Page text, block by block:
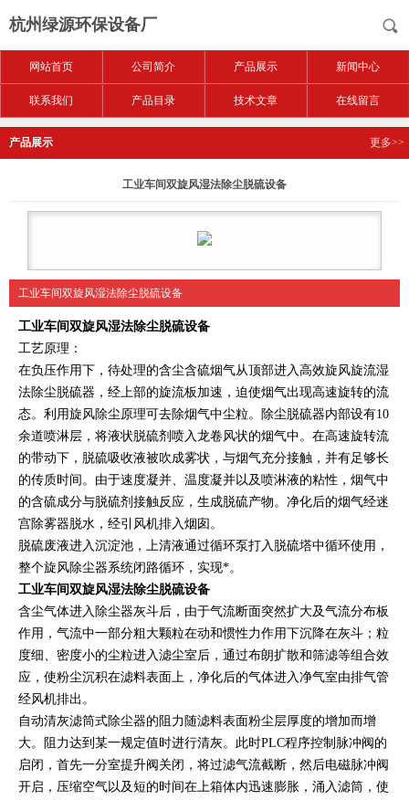
杭州绿源环保设备厂
网站首页 公司简介 产品展示 新闻中心
联系我们 产品目录 技术文章 在线留言
产品展示 更多>>
工业车间双旋风湿法除尘脱硫设备
工业车间双旋风湿法除尘脱硫设备
工业车间双旋风湿法除尘脱硫设备
工艺原理：
在负压作用下，待处理的含尘含硫烟气从顶部进入高效旋风旋流湿
法除尘脱硫器，经上部的旋流板加速，迫使烟气出现高速旋转的流
态。利用旋风除尘原理可去除烟气中尘粒。除尘脱硫器内部设有10
余道喷淋层，将液状脱硫剂喷入龙卷风状的烟气中。在高速旋转流
的带动下，脱硫吸收液被吹成雾状，与烟气充分接触，并有足够长
的传质时间。由于速度凝并、温度凝并以及喷淋液的粘性，烟气中
的含硫成分与脱硫剂接触反应，生成脱硫产物。净化后的烟气经迷
宫除雾器脱水，经引风机排入烟囱。
脱硫废液进入沉淀池，上清液通过循环泵打入脱硫塔中循环使用，
整个旋风除尘器系统闭路循环，实现*。
工业车间双旋风湿法除尘脱硫设备
含尘气体进入除尘器灰斗后，由于气流断面突然扩大及气流分布板
作用，气流中一部分粗大颗粒在动和惯性力作用下沉降在灰斗；粒
度细、密度小的尘粒进入滤尘室后，通过布朗扩散和筛滤等组合效
应，使粉尘沉积在滤料表面上，净化后的气体进入净气室由排气管
经风机排出。
自动清灰滤筒式除尘器的阻力随滤料表面粉尘层厚度的增加而增
大。阻力达到某一规定值时进行清灰。此时PLC程序控制脉冲阀的
启闭，首先一分室提升阀关闭，将过滤气流截断，然后电磁脉冲阀
开启，压缩空气以及短的时间在上箱体内迅速膨胀，涌入滤筒，使